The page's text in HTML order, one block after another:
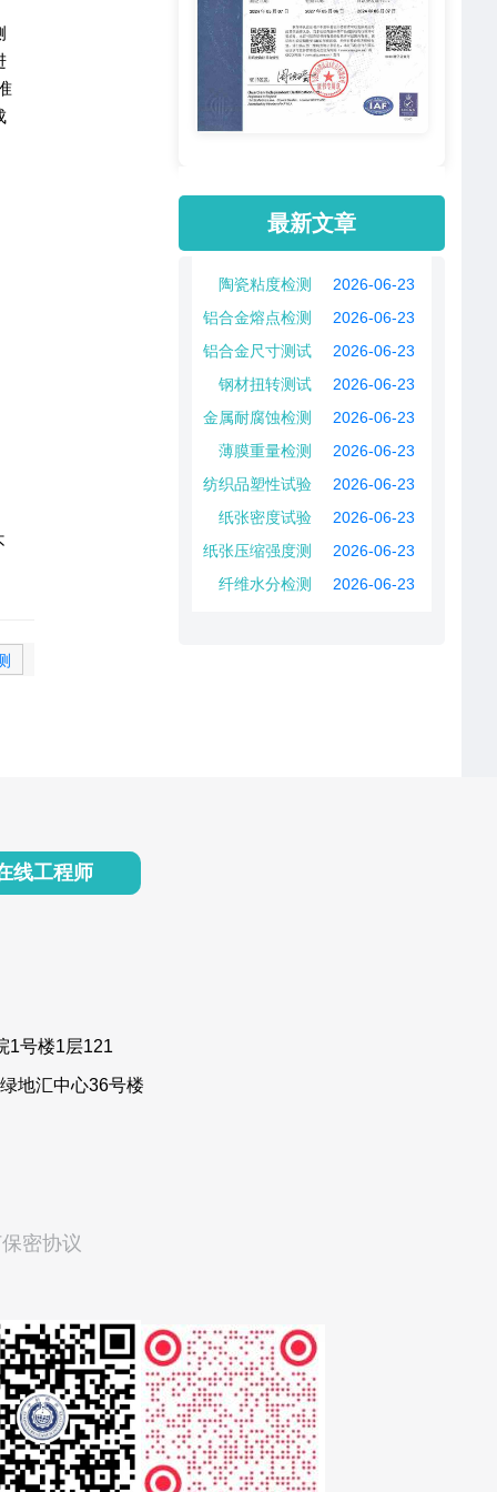
最新文章
陶瓷粘度检测
2026-06-23
铝合金熔点检测
2026-06-23
铝合金尺寸测试
2026-06-23
钢材扭转测试
2026-06-23
金属耐腐蚀检测
2026-06-23
薄膜重量检测
2026-06-23
纺织品塑性试验
2026-06-23
纸张密度试验
2026-06-23
纸张压缩强度测
2026-06-23
纤维水分检测
2026-06-23
1号楼1层121
地汇中心36号楼
线工程师
密协议